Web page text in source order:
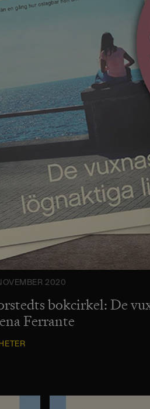
2020
bokcirkel: De
Ferrante